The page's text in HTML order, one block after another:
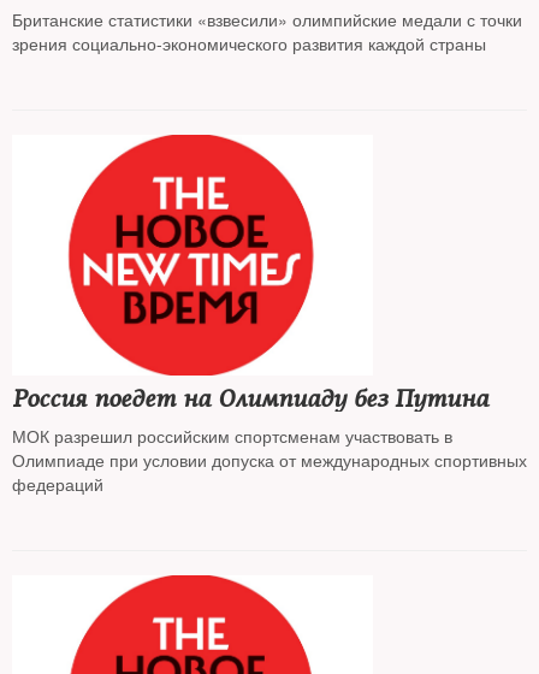
Британские статистики «взвесили» олимпийские медали с точки
зрения социально-экономического развития каждой страны
Россия поедет на Олимпиаду без Путина
МОК разрешил российским спортсменам участвовать в
Олимпиаде при условии допуска от международных спортивных
федераций